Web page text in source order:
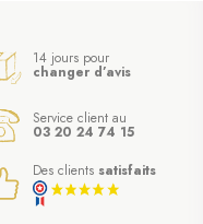
14 jours pour
changer d’avis
Service client au
03 20 24 74 15
Des clients satisfaits